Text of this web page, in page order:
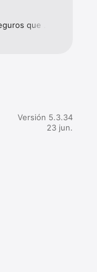
que
Versión 5.3.34
23 jun.